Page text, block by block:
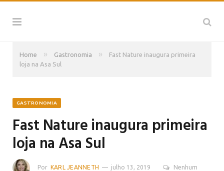
Home » Gastronomia »
Fast Nature inaugura primeira
loja na Asa Sul
GASTRONOMIA
Fast Nature inaugura primeira
loja na Asa Sul
Por KARL JEANNETH julho 13, 2019 Nenhum